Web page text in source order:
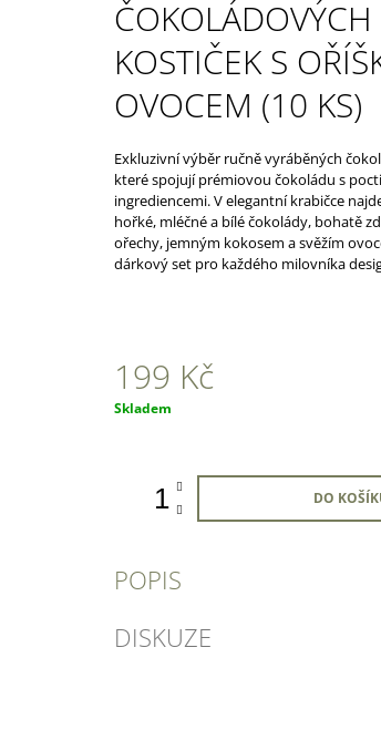
ČOKOLÁDOVÝCH
KOSTIČEK S
OVOCEM (10 KS)
Exkluzivní výběr ručně vyráběných
které spojují prémiovou čokoládu s
ingrediencemi. V elegantní krabičce
hořké, mléčné a bílé čokolády, bohatě
ořechy, jemným kokosem a svěžím
dárkový set pro každého milovníka
199 Kč
Měrná
Skladem
DO
POPIS
DISKUZE
499 Kč